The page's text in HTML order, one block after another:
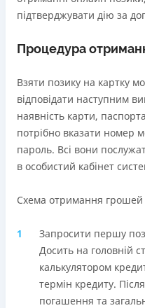
підтверджувати дію за
Процедура
Взяти позику на картку
відповідати наступним
наявність карти,
потрібно вказати номер
пароль. Всі вони
в особистий кабінет
Схема отримання
Запросити першу
Досить на головній
калькулятором
термін кредиту.
погашення та